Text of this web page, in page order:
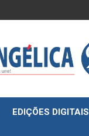
EDIÇÕES DIGITAIS